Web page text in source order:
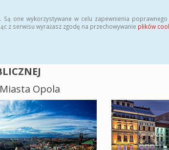
one wykorzystywane w celu zapewnienia poprawnego
z serwisu wyrażasz zgodę na przechowywanie plików
Opola